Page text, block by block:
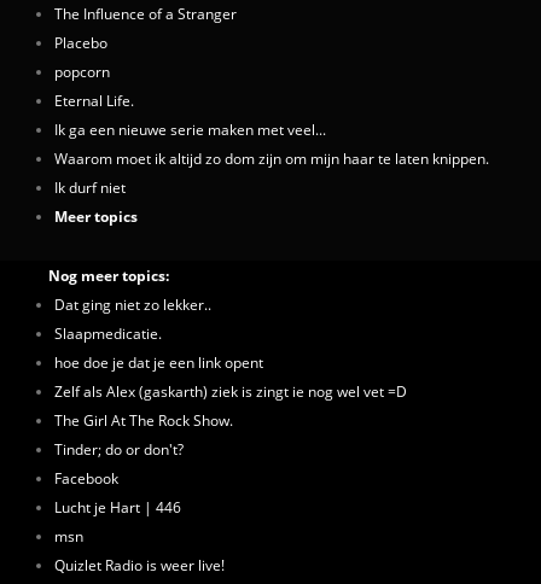
The Influence of a Stranger
Placebo
popcorn
Eternal Life.
Ik ga een nieuwe serie maken met veel...
Waarom moet ik altijd zo dom zijn om mijn haar te laten knippen.
Ik durf niet
Meer topics
Nog meer topics:
Dat ging niet zo lekker..
Slaapmedicatie.
hoe doe je dat je een link opent
Zelf als Alex (gaskarth) ziek is zingt ie nog wel vet =D
The Girl At The Rock Show.
Tinder; do or don't?
Facebook
Lucht je Hart | 446
msn
Quizlet Radio is weer live!